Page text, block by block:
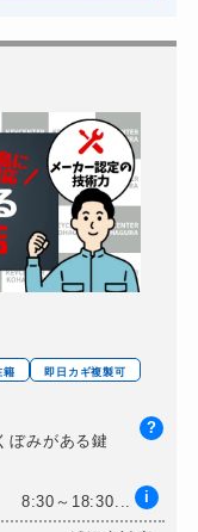
16,500円～(税込)
8,800円～(税込)
14,300円～(税込)
11,000円～(税込)
8,800円～(税込)
8,800円～(税込)
11,000円～(税込)
籍 即日カギ複製可
ぼみがある鍵
8:30～18:30... i
?